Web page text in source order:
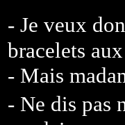
- Je veux
bracelets
- Mais
- Ne dis